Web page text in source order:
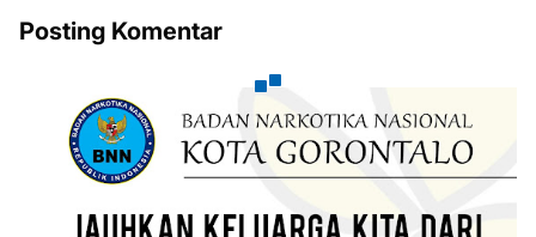
Posting Komentar